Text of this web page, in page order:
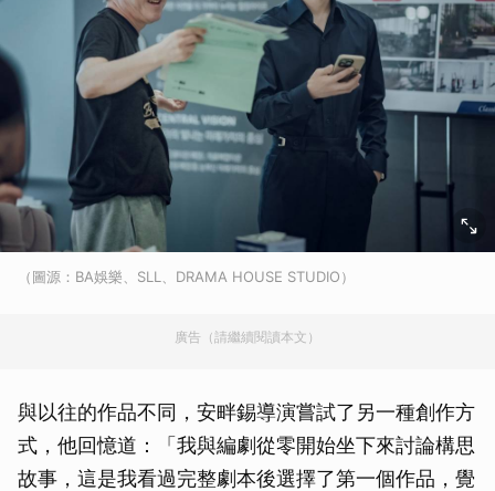
（圖源：BA娛樂、SLL、DRAMA HOUSE STUDIO）
廣告（請繼續閱讀本文）
與以往的作品不同，安畔錫導演嘗試了另一種創作方
式，他回憶道：「我與編劇從零開始坐下來討論構思
故事，這是我看過完整劇本後選擇了第一個作品，覺